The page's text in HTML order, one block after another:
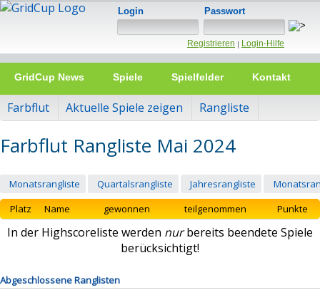
Login Passwort
Registrieren | Login-Hilfe
GridCup News Spiele Spielfelder Kontakt
Farbflut Aktuelle Spiele zeigen Rangliste
Farbflut Rangliste Mai 2024
Monatsrangliste Quartalsrangliste Jahresrangliste
Platz
Name gewonnen teilgenommen Punkte
In der Highscoreliste werden nurbereits beendete Spiele
berücksichtigt!
Abgeschlossene Ranglisten